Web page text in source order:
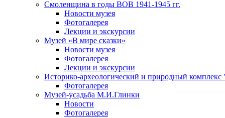
Смоленщина в годы ВОВ 1941-1945 гг.
Новости музея
Фотогалерея
Лекции и экскурсии
Музей «В мире сказки»
Новости музея
Фотогалерея
Лекции и экскурсии
Историко-археологический и природный комплекс
Фотогалерея
Музей-усадьба М.И.Глинки
Новости
Фотогалерея